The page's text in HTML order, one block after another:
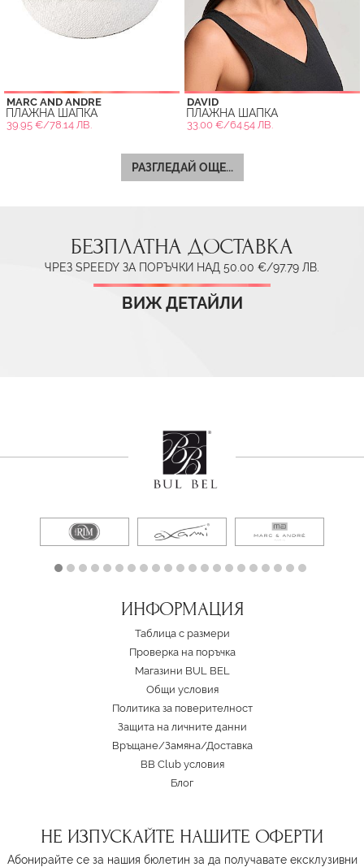
MARC AND ANDRE
ПЛАЖНА ШАПКА
39.95 €/78.14 ЛВ.
DAVID
ПЛАЖНА ШАПКА
33.00 €/64.54 ЛВ.
РАЗГЛЕДАЙ ОЩЕ...
БЕЗПЛАТНА ДОСТАВКА
ЧРЕЗ SPEEDY ЗА ПОРЪЧКИ НАД 50.00 €/97.79 ЛВ.
ВИЖ ДЕТАЙЛИ
ИНФОРМАЦИЯ
Таблица с размери
Проверка на поръчка
Магазини BUL BEL
Oбщи условия
Политика за поверителност
Защита на личните данни
Връщане/Замяна/Доставка
BB Club условия
Блог
НЕ ИЗПУСКАЙТЕ НАШИТЕ ОФЕРТИ
Абонирайте се за нашия бюлетин за да получавате ексклузивни